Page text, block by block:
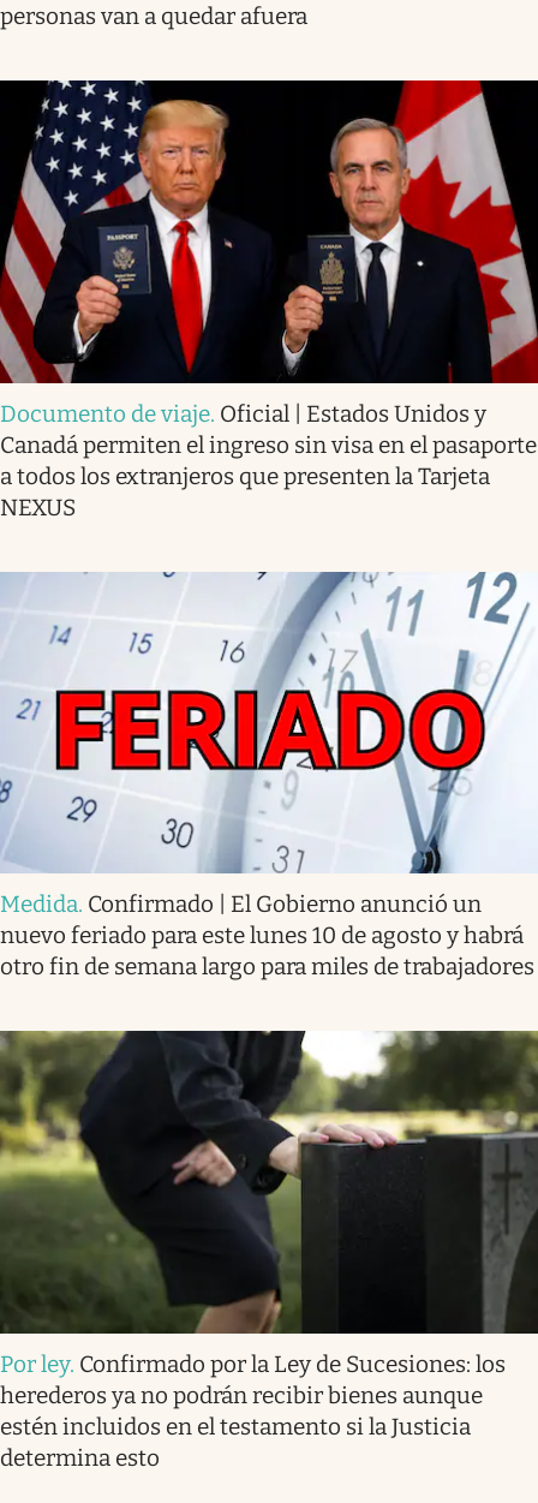
personas van a quedar afuera
Documento de viaje. Oficial | Estados Unidos y
Canadá permiten el ingreso sin visa en el pasaporte
a todos los extranjeros que presenten la Tarjeta
NEXUS
Medida. Confirmado | El Gobierno anunció un
nuevo feriado para este lunes 10 de agosto y habrá
otro fin de semana largo para miles de trabajadores
Por ley. Confirmado por la Ley de Sucesiones: los
herederos ya no podrán recibir bienes aunque
estén incluidos en el testamento si la Justicia
determina esto